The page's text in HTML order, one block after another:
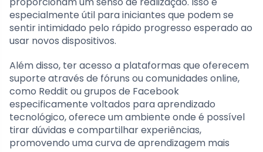
especialmente útil para iniciantes que podem se
sentir intimidado pelo rápido progresso esperado ao
usar novos dispositivos.
Além disso, ter acesso a plataformas que oferecem
suporte através de fóruns ou comunidades online,
como Reddit ou grupos de Facebook
especificamente voltados para aprendizado
tecnológico, oferece um ambiente onde é possível
tirar dúvidas e compartilhar experiências,
promovendo uma curva de aprendizagem mais